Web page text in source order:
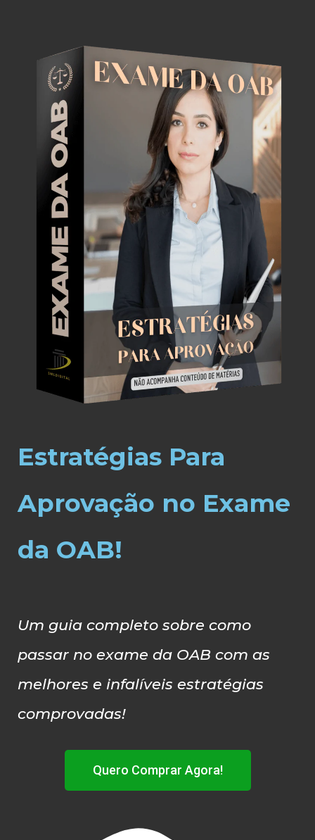
Estratégias Para
Aprovação no Exame
da OAB!
Um guia completo sobre como
passar no exame da OAB com as
melhores e infalíveis estratégias
comprovadas!
Quero Comprar Agora!